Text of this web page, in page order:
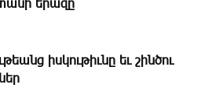
երազը
իսկութիւնը եւ շինծու